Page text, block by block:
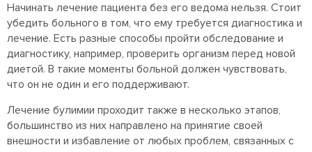
Начинать лечение пациента без его ведома нельзя. Стоит
убедить больного в том, что ему требуется диагностика и
лечение. Есть разные способы пройти обследование и
диагностику, например, проверить организм перед новой
диетой. В такие моменты больной должен чувствовать,
что он не один и его поддерживают.
Лечение булимии проходит также в несколько этапов,
большинство из них направлено на принятие своей
внешности и избавление от любых проблем, связанных с